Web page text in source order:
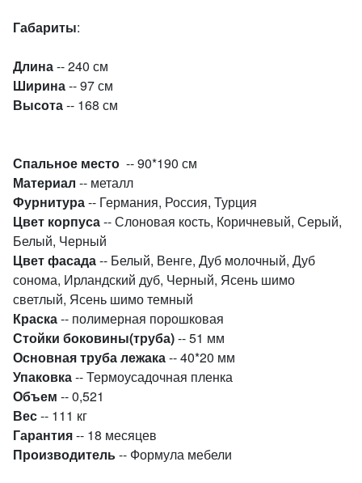
Габариты:
Длина-- 240 см
Ширина-- 97 см
Высота-- 168 см
Спальное место -- 90*190 см
Материал -- металл
Фурнитура-- Германия, Россия, Турция
Цвет корпуса-- Слоновая кость, Коричневый, Серый,
Белый, Черный
Цвет фасада-- Белый, Венге, Дуб молочный, Дуб
сонома, Ирландский дуб, Черный, Ясень шимо
светлый, Ясень шимо темный
Краска-- полимерная порошковая
Стойки боковины(труба)-- 51 мм
Основная труба лежака-- 40*20 мм
Упаковка-- Термоусадочная пленка
Объем -- 0,521
Вес-- 111 кг
Гарантия-- 18 месяцев
Производитель-- Формула мебели